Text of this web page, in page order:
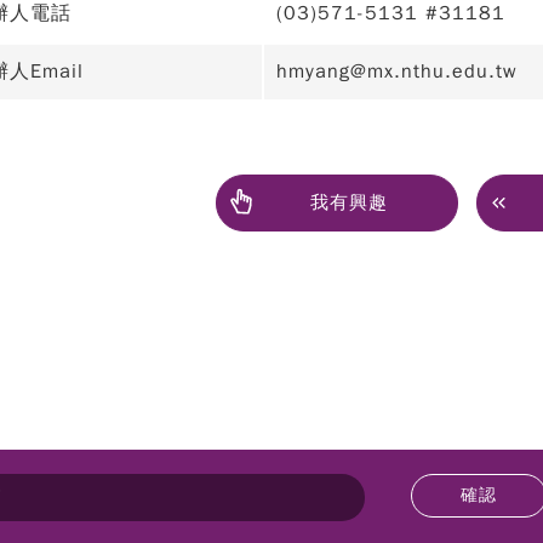
人電話 (03)571-5131 #31181
人Email hmyang@mx.nthu.edu.tw
我有興趣
確認